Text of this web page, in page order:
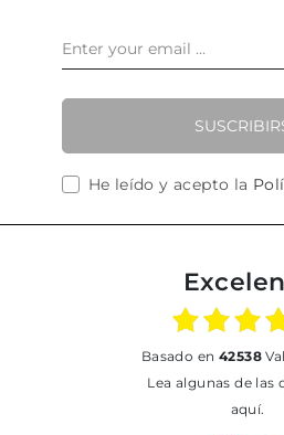
He leído y acepto la
basado en 42538
Lea algunas de las opiniones
aquí.